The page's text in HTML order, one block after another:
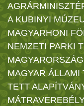
A KUBINYI
MAGYARHONI
NEMZETI PARKI
MAGYAR ÁLLAMI
TETT